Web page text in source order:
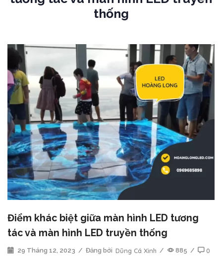
thống
Điểm khác biệt giữa màn hình LED tương
tác và màn hình LED truyền thống
29 Tháng 12, 2023 / Đăng bởi Dũng Cá Xinh / 885 / 0